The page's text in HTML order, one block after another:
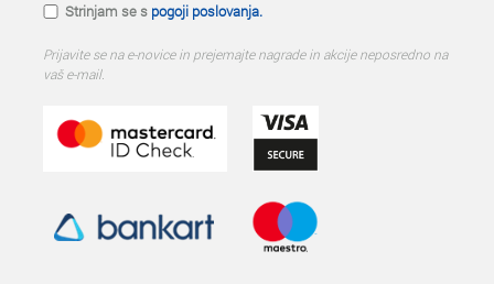
Strinjam se s pogoji poslovanja.
Prijavite se na e-novice in prejemajte nagrade in akcije neposredno na
vaš e-mail.